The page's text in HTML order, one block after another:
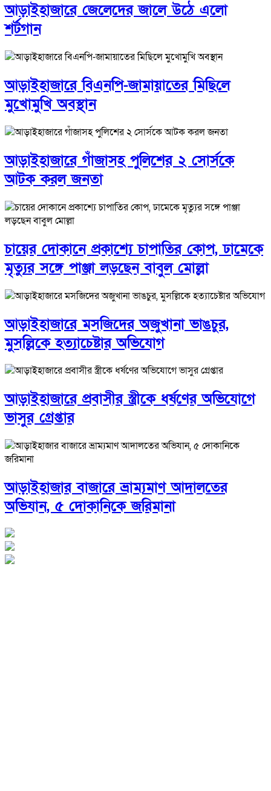
আড়াইহাজারে জেলেদের জালে উঠে এলো
শর্টগান
আড়াইহাজারে বিএনপি-জামায়াতের মিছিলে
মুখোমুখি অবস্থান
আড়াইহাজারে গাঁজাসহ পুলিশের ২ সোর্সকে
আটক করল জনতা
চায়ের দোকানে প্রকাশ্যে চাপাতির কোপ, ঢামেকে
মৃত্যুর সঙ্গে পাঞ্জা লড়ছেন বাবুল মোল্লা
আড়াইহাজারে মস‌জি‌দের অজুখানা ভাঙচুর,
মুসল্লিকে হত্যাচেষ্টার অভিযোগ
আড়াইহাজারে প্রবাসীর স্ত্রীকে ধর্ষণের অভিযোগে
ভাসুর গ্রেপ্তার
আড়াইহাজার বাজারে ভ্রাম্যমাণ আদালতের
অভিযান, ৫ দোকানিকে জরিমানা